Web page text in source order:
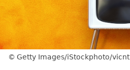
Getty Images/iStockphoto/vicnt